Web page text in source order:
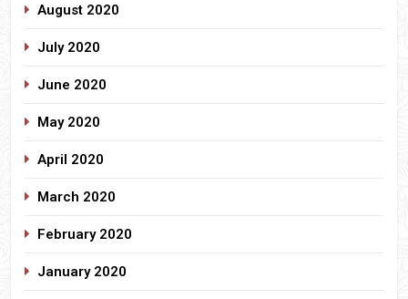
August 2020
July 2020
June 2020
May 2020
April 2020
March 2020
February 2020
January 2020